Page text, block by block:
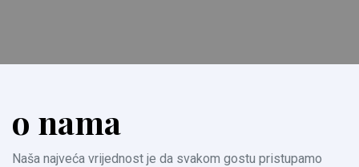
o nama
Naša najveća vrijednost je da svakom gostu pristupamo